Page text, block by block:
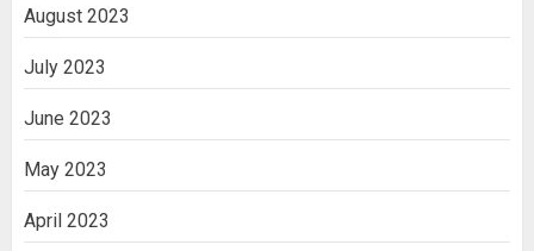
August 2023
July 2023
June 2023
May 2023
April 2023